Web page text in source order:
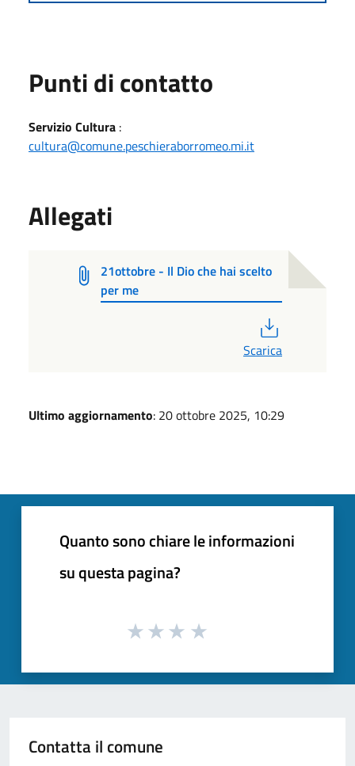
Punti di contatto
Servizio Cultura :
cultura@comune.peschieraborromeo.mi.it
Allegati
21ottobre - Il Dio che hai scelto
per me
Scarica
Ultimo aggiornamento: 20 ottobre 2025, 10:29
Quanto sono chiare le informazioni
su questa pagina?
Contatta il comune